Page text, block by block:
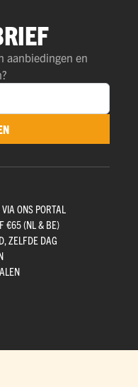
aanbiedingen en
ONS PORTAL
€65 (NL & BE)
ZELFDE DAG